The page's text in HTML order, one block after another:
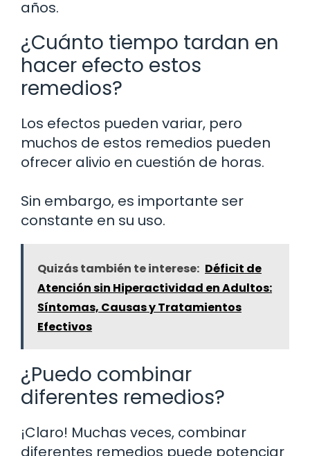
años.
¿Cuánto tiempo tardan en
hacer efecto estos
remedios?
Los efectos pueden variar, pero
muchos de estos remedios pueden
ofrecer alivio en cuestión de horas.
Sin embargo, es importante ser
constante en su uso.
Quizás también te interese: Déficit de
Atención sin Hiperactividad en Adultos:
Síntomas, Causas y Tratamientos
Efectivos
¿Puedo combinar
diferentes remedios?
¡Claro! Muchas veces, combinar
diferentes remedios puede potenciar